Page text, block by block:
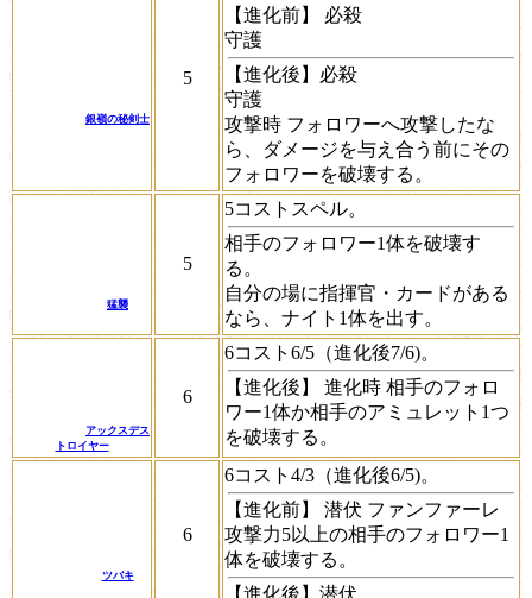
銀嶺の秘剣士
5
【進化前】 必殺
守護
【進化後】 必殺
守護
攻撃時 フォロワーへ攻撃したな
ら、ダメージを与え合う前にその
フォロワーを破壊する。
猛襲
5
5コストスペル。
相手のフォロワー1体を破壊す
る。
自分の場に指揮官・カードがある
なら、ナイト1体を出す。
アックスデス
トロイヤー
6
6コスト6/5（進化後7/6)。
【進化後】 進化時 相手のフォロ
ワー1体か相手のアミュレット1つ
を破壊する。
ツバキ
6
6コスト4/3（進化後6/5)。
【進化前】 潜伏 ファンファーレ
攻撃力5以上の相手のフォロワー1
体を破壊する。